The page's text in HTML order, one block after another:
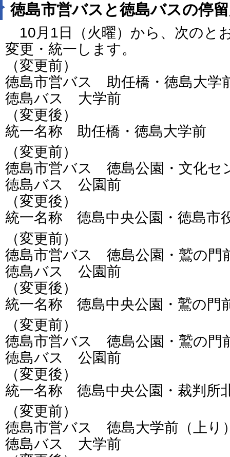
徳島市営バスと徳島バスの停
10月1日（火曜）から、次のと
変更・統一します。
（変更前）
徳島市営バス 助任橋・徳島大学
徳島バス 大学前
（変更後）
統一名称 助任橋・徳島大学前
（変更前）
徳島市営バス 徳島公園・文化セ
徳島バス 公園前
（変更後）
統一名称 徳島中央公園・徳島市
（変更前）
徳島市営バス 徳島公園・鷲の門
徳島バス 公園前
（変更後）
統一名称 徳島中央公園・鷲の門
（変更前）
徳島市営バス 徳島公園・鷲の門
徳島バス 公園前
（変更後）
統一名称 徳島中央公園・裁判所
（変更前）
徳島市営バス 徳島大学前（上り
徳島バス 大学前